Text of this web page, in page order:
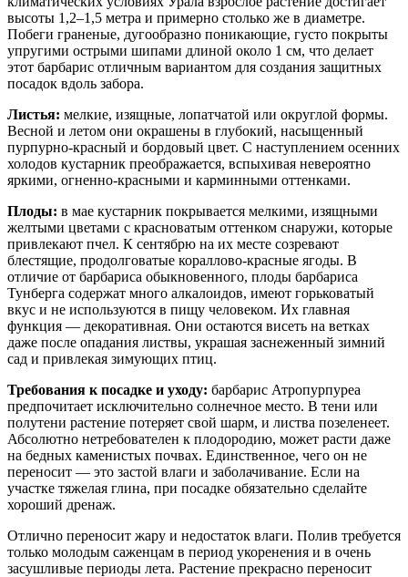
высоты 1,2–1,5 метра и примерно столько же в диаметре.
Побеги граненые, дугообразно поникающие, густо покрыты
упругими острыми шипами длиной около 1 см, что делает
этот барбарис отличным вариантом для создания защитных
посадок вдоль забора.
Листья: мелкие, изящные, лопатчатой или округлой формы.
Весной и летом они окрашены в глубокий, насыщенный
пурпурно-красный и бордовый цвет. С наступлением осенних
холодов кустарник преображается, вспыхивая невероятно
яркими, огненно-красными и карминными оттенками.
Плоды: в мае кустарник покрывается мелкими, изящными
желтыми цветами с красноватым оттенком снаружи, которые
привлекают пчел. К сентябрю на их месте созревают
блестящие, продолговатые кораллово-красные ягоды. В
отличие от барбариса обыкновенного, плоды барбариса
Тунберга содержат много алкалоидов, имеют горьковатый
вкус и не используются в пищу человеком. Их главная
функция — декоративная. Они остаются висеть на ветках
даже после опадания листвы, украшая заснеженный зимний
сад и привлекая зимующих птиц.
Требования к посадке и уходу: барбарис Атропурпуреа
предпочитает исключительно солнечное место. В тени или
полутени растение потеряет свой шарм, и листва позеленеет.
Абсолютно нетребователен к плодородию, может расти даже
на бедных каменистых почвах. Единственное, чего он не
переносит — это застой влаги и заболачивание. Если на
участке тяжелая глина, при посадке обязательно сделайте
хороший дренаж.
Отлично переносит жару и недостаток влаги. Полив требуется
только молодым саженцам в период укоренения и в очень
засушливые периоды лета. Растение прекрасно переносит